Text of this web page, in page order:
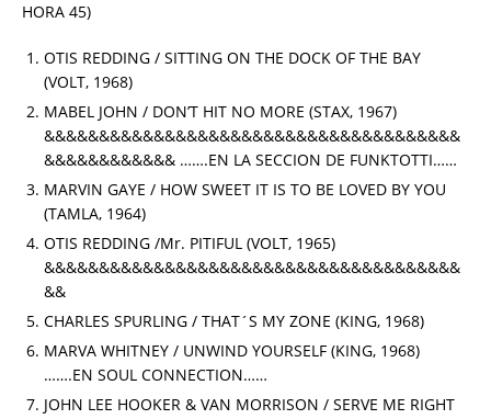
HORA 45)
OTIS REDDING / SITTING ON THE DOCK OF THE BAY
(VOLT, 1968)
MABEL JOHN / DON’T HIT NO MORE (STAX, 1967)
&&&&&&&&&&&&&&&&&&&&&&&&&&&&&&&&&&&&&&
&&&&&&&&&&&& …….EN LA SECCION DE FUNKTOTTI……
MARVIN GAYE / HOW SWEET IT IS TO BE LOVED BY YOU
(TAMLA, 1964)
OTIS REDDING /Mr. PITIFUL (VOLT, 1965)
&&&&&&&&&&&&&&&&&&&&&&&&&&&&&&&&&&&&&&
&&
CHARLES SPURLING / THAT´S MY ZONE (KING, 1968)
MARVA WHITNEY / UNWIND YOURSELF (KING, 1968)
…….EN SOUL CONNECTION……
JOHN LEE HOOKER & VAN MORRISON / SERVE ME RIGHT